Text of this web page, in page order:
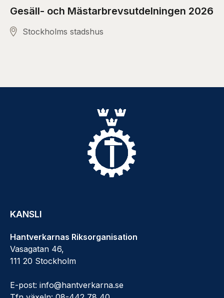
Gesäll- och Mästarbrevsutdelningen 2026
Stockholms stadshus
KANSLI
Hantverkarnas Riksorganisation
Vasagatan 46,
111 20 Stockholm
E-post: info@hantverkarna.se